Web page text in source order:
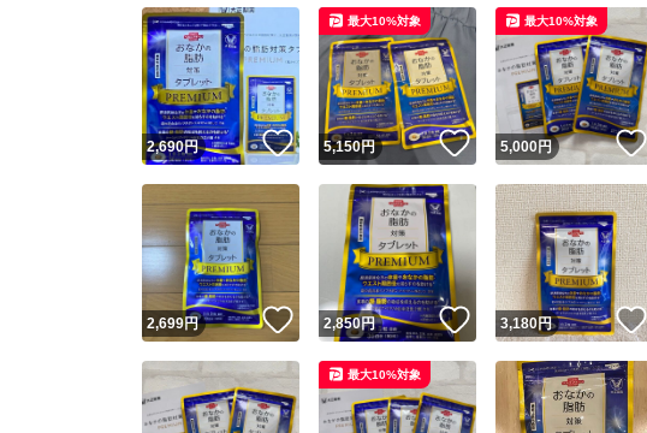
2,690円 いいね！
5,150円 いいね！
最大10%対象
5,000円
最大10%対象
2,699円 いいね！
2,850円 いいね！
3,180円
最大10%対象